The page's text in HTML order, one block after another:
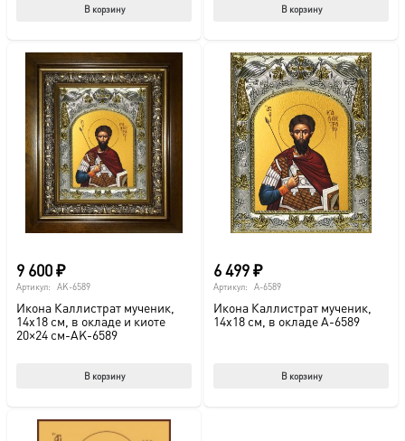
В корзину В корзину
9 600₽
Артикул: AK-6589
Икона Каллистрат мученик,
14х18 см, в окладе и киоте
20×24 см-AK-6589
В корзину
6 499₽
Артикул: A-6589
Икона Каллистрат мученик,
14х18 см, в окладе A-6589
В корзину